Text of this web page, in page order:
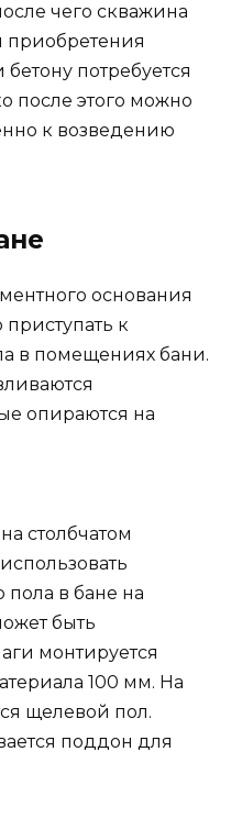
чего скважина
приобретения
потребуется
после этого можно
к возведению
основания
к
в помещениях бани.
опираются на
столбчатом
пола в бане на
быть
монтируется
100 мм. На
щелевой пол.
поддон для